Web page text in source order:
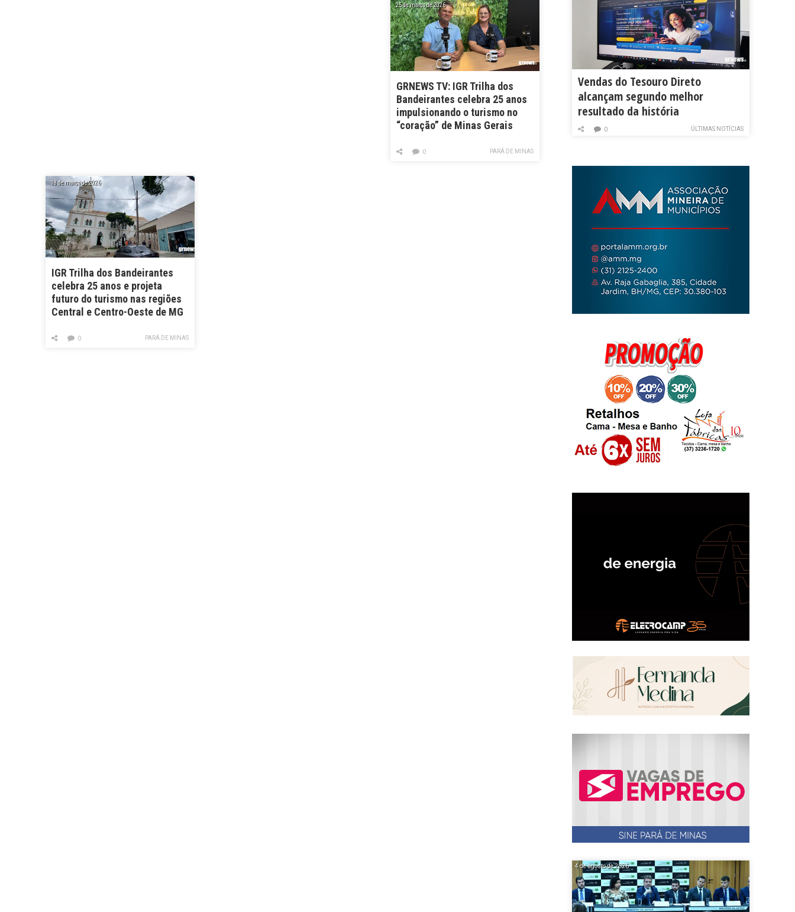
25 de março de 2026
GRNEWS TV: IGR Trilha dos
Bandeirantes celebra 25 anos
impulsionando o turismo no
“coração” de Minas Gerais
PARÁ DE MINAS
0
18 de março de 2026
IGR Trilha dos Bandeirantes
celebra 25 anos e projeta
futuro do turismo nas regiões
Central e Centro-Oeste de MG
PARÁ DE MINAS
0
Vendas do Tesouro Direto
alcançam segundo melhor
resultado da história
ÚLTIMAS NOTÍCIAS
0
4 de agosto de 2026